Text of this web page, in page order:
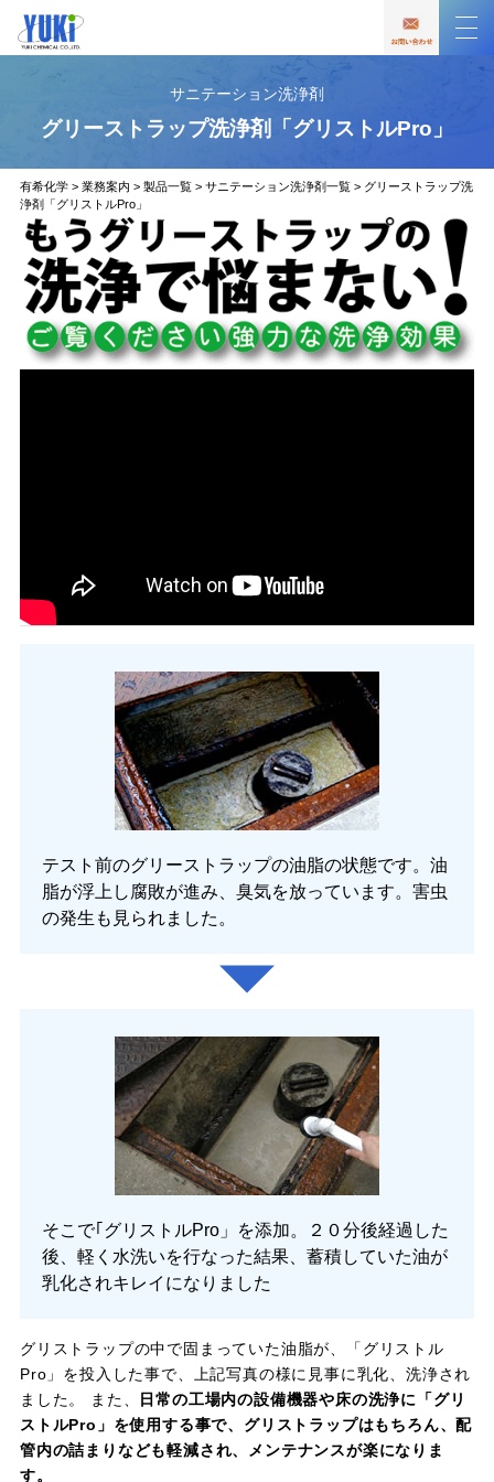
サニテーション洗浄剤
グリーストラップ洗浄剤「グリストルPro」
有希化学> 業務案内 > 製品一覧> サニテーション洗浄剤一覧> グリーストラップ洗
浄剤「グリストルPro」
テスト前のグリーストラップの油脂の状態です。油
脂が浮上し腐敗が進み、臭気を放っています。害虫
の発生も見られました。
そこで｢グリストルPro」を添加。２０分後経過した
後、軽く水洗いを行なった結果、蓄積していた油が
乳化されキレイになりました
グリストラップの中で固まっていた油脂が、「グリストル
Pro」を投入した事で、上記写真の様に見事に乳化、洗浄され
ました。 また、
日常の工場内の設備機器や床の洗浄に「グリ
ストルPro」を使用する事で、グリストラップはもちろん、配
管内の詰まりなども軽減され、メンテナンスが楽になりま
す。